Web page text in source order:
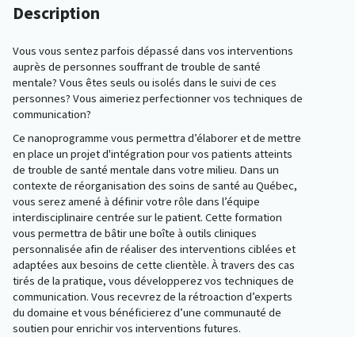
Description
Vous vous sentez parfois dépassé dans vos interventions
auprès de personnes souffrant de trouble de santé
mentale? Vous êtes seuls ou isolés dans le suivi de ces
personnes? Vous aimeriez perfectionner vos techniques de
communication?
Ce nanoprogramme vous permettra d’élaborer et de mettre
en place un projet d'intégration pour vos patients atteints
de trouble de santé mentale dans votre milieu. Dans un
contexte de réorganisation des soins de santé au Québec,
vous serez amené à définir votre rôle dans l’équipe
interdisciplinaire centrée sur le patient. Cette formation
vous permettra de bâtir une boîte à outils cliniques
personnalisée afin de réaliser des interventions ciblées et
adaptées aux besoins de cette clientèle. À travers des cas
tirés de la pratique, vous développerez vos techniques de
communication. Vous recevrez de la rétroaction d’experts
du domaine et vous bénéficierez d’une communauté de
soutien pour enrichir vos interventions futures.